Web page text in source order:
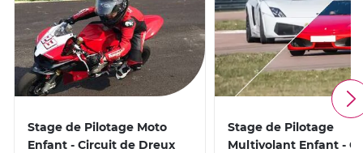
Stage de Pilotage Moto
Enfant - Circuit de Dreux
Stage de Pilotage
Multivolant Enfant -